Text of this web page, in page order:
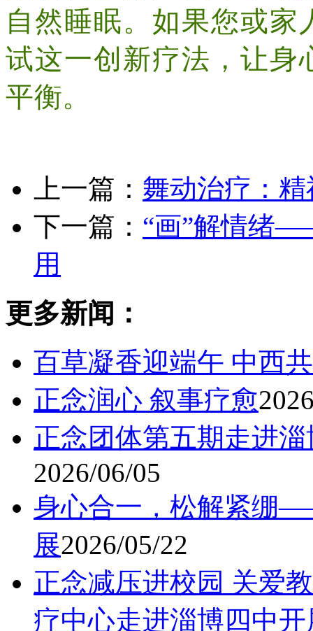
自然睡眠。如果您或
试这一创新疗法，让身
平衡。
上一篇： 舞动治疗：
下一篇： “画”解情绪
用
更多新闻：
百草凝香迎端午 中西
正念润心 叙事疗愈
正念团体第五期走进
2026/06/05
身心合一，松解紧绷
展2026/05/22
正念减压进校园 关爱
疗中心走进淄博四中